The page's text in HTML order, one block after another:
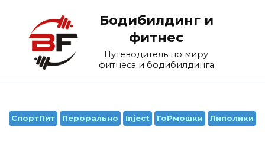
содержанию
Бодибилдинг и
фитнес
Путеводитель по миру
фитнеса и бодибилдинга
СпортПит Перорально Inject ГоРмошки Липолики